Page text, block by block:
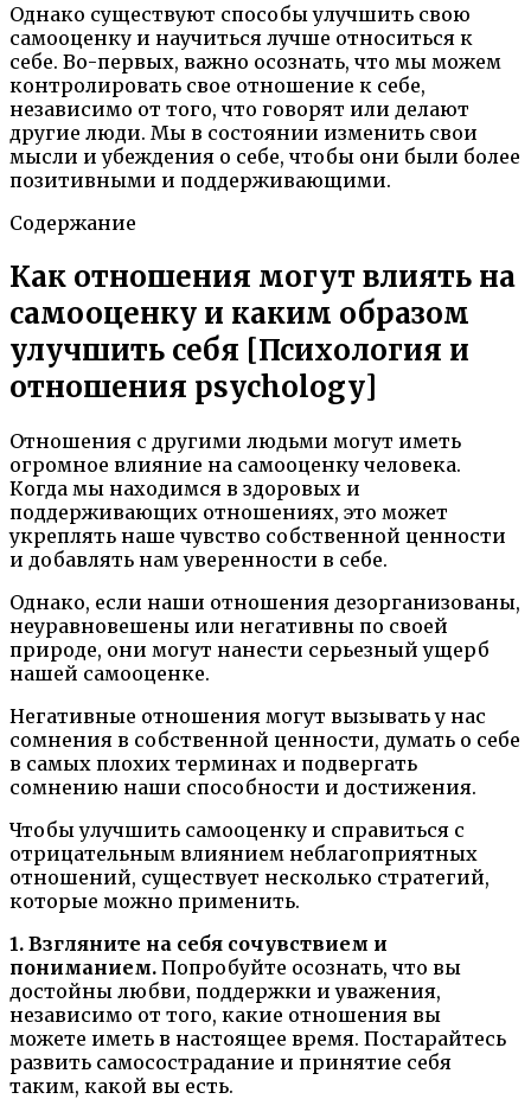
Однако существуют способы улучшить свою
самооценку и научиться лучше относиться к
себе. Во-первых, важно осознать, что мы можем
контролировать свое отношение к себе,
независимо от того, что говорят или делают
другие люди. Мы в состоянии изменить свои
мысли и убеждения о себе, чтобы они были более
позитивными и поддерживающими.
Содержание
Как отношения могут влиять на
самооценку и каким образом
улучшить себя [Психология и
отношения psychology]
Отношения с другими людьми могут иметь
огромное влияние на самооценку человека.
Когда мы находимся в здоровых и
поддерживающих отношениях, это может
укреплять наше чувство собственной ценности
и добавлять нам уверенности в себе.
Однако, если наши отношения дезорганизованы,
неуравновешены или негативны по своей
природе, они могут нанести серьезный ущерб
нашей самооценке.
Негативные отношения могут вызывать у нас
сомнения в собственной ценности, думать о себе
в самых плохих терминах и подвергать
сомнению наши способности и достижения.
Чтобы улучшить самооценку и справиться с
отрицательным влиянием неблагоприятных
отношений, существует несколько стратегий,
которые можно применить.
1. Взгляните на себя сочувствием и
пониманием. Попробуйте осознать, что вы
достойны любви, поддержки и уважения,
независимо от того, какие отношения вы
можете иметь в настоящее время. Постарайтесь
развить самосострадание и принятие себя
таким, какой вы есть.